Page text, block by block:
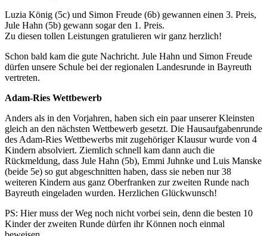
Luzia König (5c) und Simon Freude (6b) gewannen einen 3. Preis,
Jule Hahn (5b) gewann sogar den 1. Preis.
Zu diesen tollen Leistungen gratulieren wir ganz herzlich!
Schon bald kam die gute Nachricht. Jule Hahn und Simon Freude
dürfen unsere Schule bei der regionalen Landesrunde in Bayreuth
vertreten.
Adam-Ries Wettbewerb
Anders als in den Vorjahren, haben sich ein paar unserer Kleinsten
gleich an den nächsten Wettbewerb gesetzt. Die Hausaufgabenrunde
des Adam-Ries Wettbewerbs mit zugehöriger Klausur wurde von 4
Kindern absolviert. Ziemlich schnell kam dann auch die
Rückmeldung, dass Jule Hahn (5b), Emmi Juhnke und Luis Manske
(beide 5e) so gut abgeschnitten haben, dass sie neben nur 38
weiteren Kindern aus ganz Oberfranken zur zweiten Runde nach
Bayreuth eingeladen wurden. Herzlichen Glückwunsch!
PS: Hier muss der Weg noch nicht vorbei sein, denn die besten 10
Kinder der zweiten Runde dürfen ihr Können noch einmal